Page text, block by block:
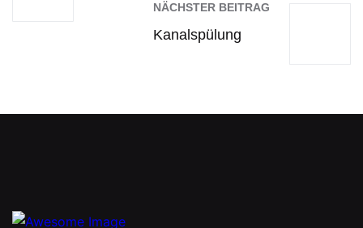
NÄCHSTER BEITRAG
Kanalspülung